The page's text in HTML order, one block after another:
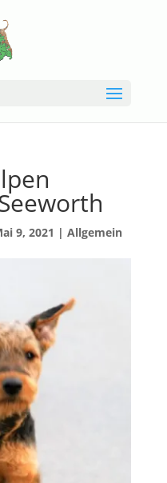
9, 2021 |Allgemein